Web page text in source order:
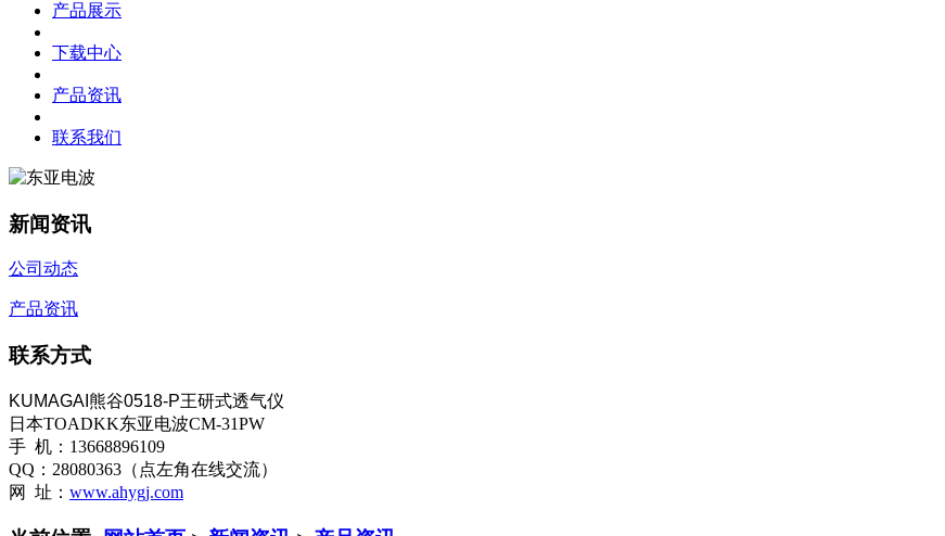
产品展示
下载中心
产品资讯
联系我们
新闻资讯
公司动态
产品资讯
联系方式
KUMAGAI熊谷0518-P王研式透气仪
日本TOADKK东亚电波CM-31PW
手 机：13668896109
QQ：28080363（点左角在线交流）
网 址： www.ahygj.com